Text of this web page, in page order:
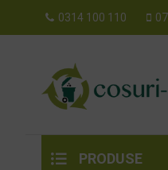
0314 100 110
PRODUSE